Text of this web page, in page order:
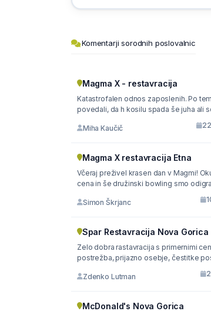
Komentarji sorodnih poslovalnic
Magma X - restavracija
Katastrofalen odnos zaposlenih. Po
povedali, da h kosilu spada še juha ali
Miha Kaučič
Magma X restavracija Etna
Včeraj preživel krasen dan v Magmi!
cena in še družinski bowling smo
Simon Škrjanc
Spar Restavracija Nova Gorica
Zelo dobra rastavracija s primernimi
postrežba, prijazno osebje, čestitke
Zdenko Lutman
McDonald's Nova Gorica